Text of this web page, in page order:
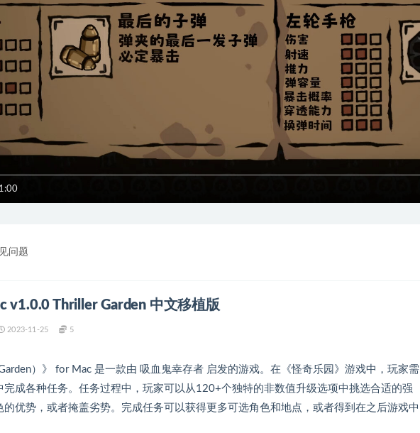
问题
v1.0.0 Thriller Garden 中文移植版
2023-11-25 5
）》 for Mac 是一款由 吸血鬼幸存者 启发的游戏。在《怪奇乐园》游戏中，玩家需
完成各种任务。任务过程中，玩家可以从120+个独特的非数值升级选项中挑选合适的强
优势，或者掩盖劣势。完成任务可以获得更多可选角色和地点，或者得到在之后游戏中